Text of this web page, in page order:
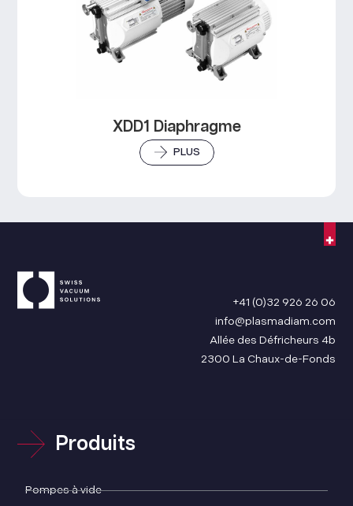
XDD1 Diaphragme
PLUS
+41 (0)32 926 26 06
info@plasmadiam.com
Allée des Défricheurs 4b
2300 La Chaux-de-Fonds
Produits
Pompes à vide